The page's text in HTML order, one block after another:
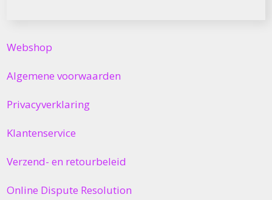
Webshop
Algemene voorwaarden
Privacyverklaring
Klantenservice
Verzend- en retourbeleid
Online Dispute Resolution